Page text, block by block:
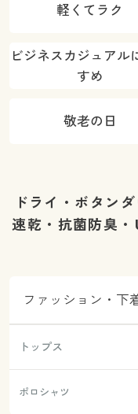
軽くてラク
ビジネスカジュアル
すめ
敬老の日
ドライ・ボタン
速乾・抗菌防臭
ファッション・下
トップス
ポロシャツ